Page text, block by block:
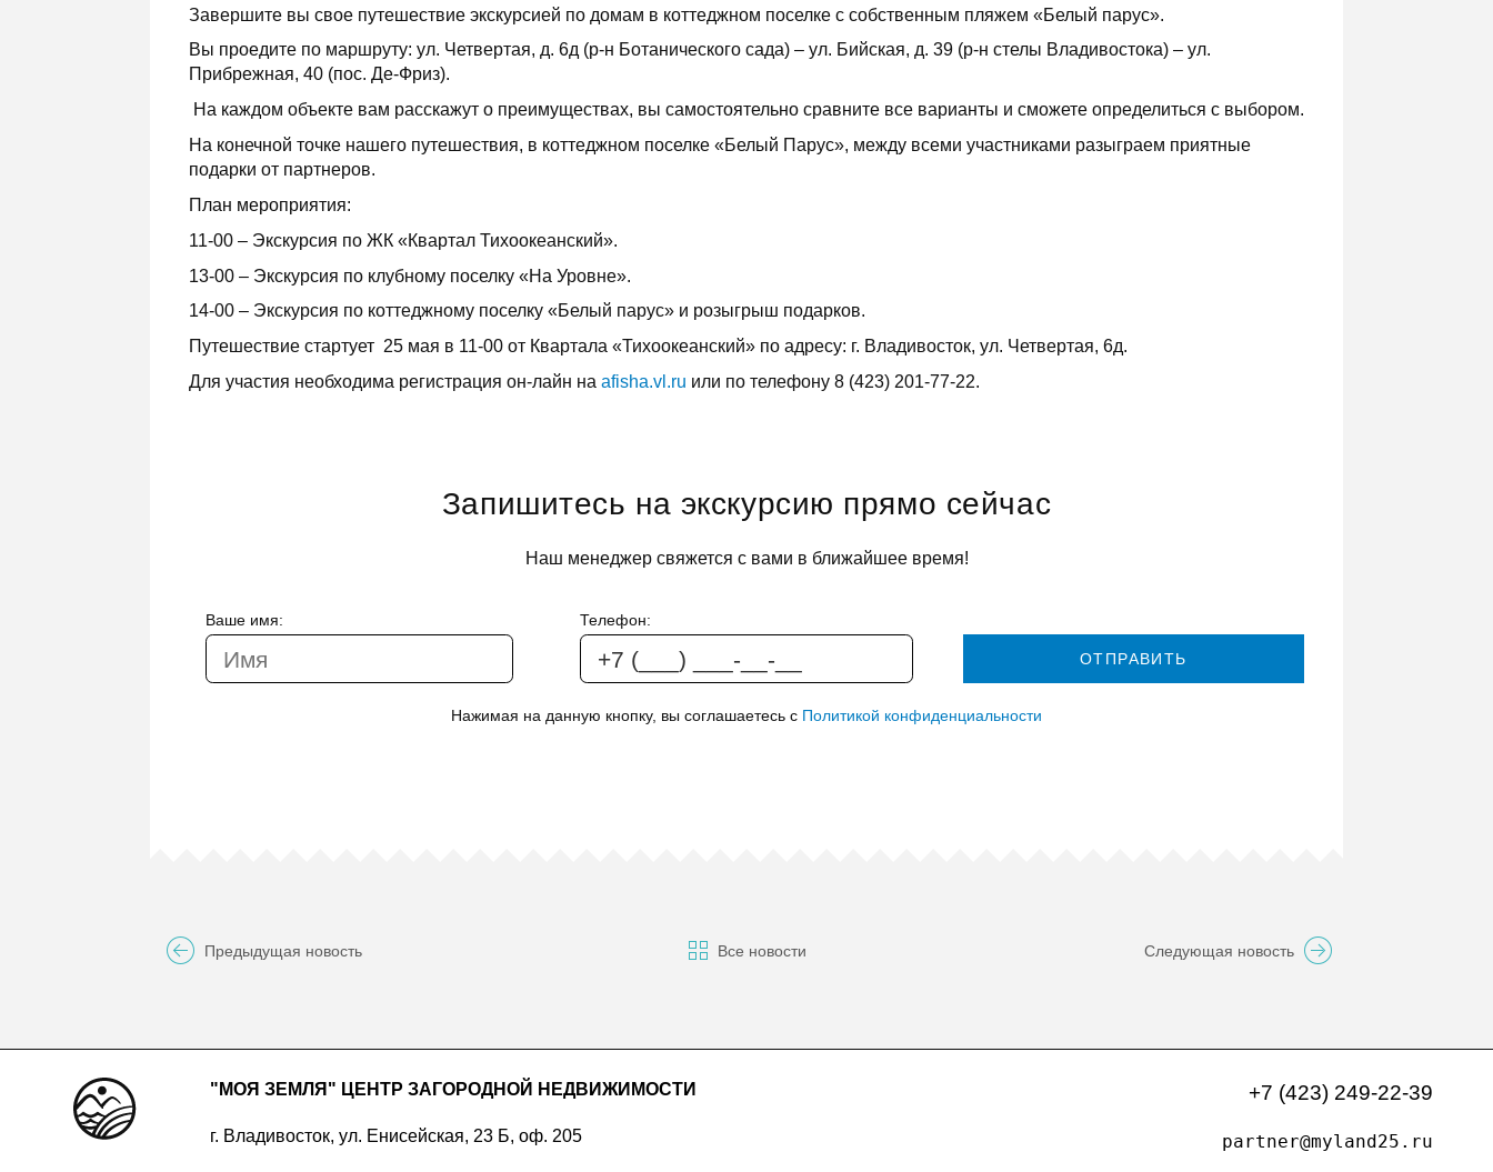
Завершите вы свое путешествие экскурсией по домам в коттеджном поселке с собственным пляжем «Белый парус».
Вы проедите по маршруту: ул. Четвертая, д. 6д (р-н Ботанического сада) – ул. Бийская, д. 39 (р-н стелы Владивостока) – ул.
Прибрежная, 40 (пос. Де-Фриз).
На каждом объекте вам расскажут о преимуществах, вы самостоятельно сравните все варианты и сможете определиться с выбором.
На конечной точке нашего путешествия, в коттеджном поселке «Белый Парус», между всеми участниками разыграем приятные
подарки от партнеров.
План мероприятия:
11-00 – Экскурсия по ЖК «Квартал Тихоокеанский».
13-00 – Экскурсия по клубному поселку «На Уровне».
14-00 – Экскурсия по коттеджному поселку «Белый парус» и розыгрыш подарков.
Путешествие стартует 25 мая в 11-00 от Квартала «Тихоокеанский» по адресу: г. Владивосток, ул. Четвертая, 6д.
Для участия необходима регистрация он-лайн на afisha.vl.ru или по телефону 8 (423) 201-77-22.
Запишитесь на экскурсию прямо сейчас
Наш менеджер свяжется с вами в ближайшее время!
Ваше имя: Телефон:
ОТПРАВИТЬ
Нажимая на данную кнопку, вы соглашаетесь с Политикой конфиденциальности
Предыдущая новость Все новости Следующая новость
"МОЯ ЗЕМЛЯ" ЦЕНТР ЗАГОРОДНОЙ НЕДВИЖИМОСТИ
г. Владивосток, ул. Енисейская, 23 Б, оф. 205
+7 (423) 249-22-39
partner@myland25.ru